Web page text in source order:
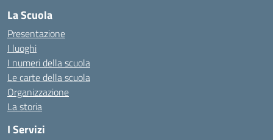
La Scuola
Presentazione
I luoghi
I numeri della scuola
Le carte della scuola
Organizzazione
La storia
I Servizi